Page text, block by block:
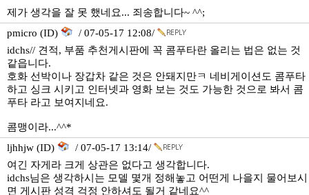
제가 생각을 잘 못 했네요... 죄송합니다~ ^^;
pmicro (ID)
/ 07-05-17 12:08/
idchs// 견적, 부품 추천게시판에 꼭 콤푸타란 올리는 법은 없는 것
같읍니다.
호화 선박이나 장갑차 같은 것은 안돼지만ㅋ 네비게이션도 콤푸타
하고 싱크 시키고 인터넷과 영화 보는 것도 가능한 것으로 봐서 콤
푸타 라고 보여지네요.
콤맹이라...^^*
ljhhjw (ID)
/ 07-05-17 13:14/
여긴 자게라 크게 상관은 없다고 생각합니다.
idchs님은 생각하시는 모델 몇개 정해놓고 어떤게 나을지 물어보시
면 게시판 성격 걱정 안하셔도 될거 같네요^^